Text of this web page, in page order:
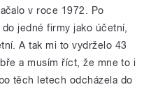
v roce 1972. Po
jedné firmy jako účetní,
A tak mi to vydrželo 43
a musím říct, že mne to i
těch letech odcházela do